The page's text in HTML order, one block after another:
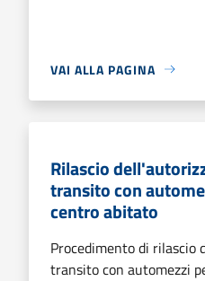
VAI ALLA PAGINA
Rilascio
transito con
centro abitato
Procedimento di rilascio
transito con automezzi